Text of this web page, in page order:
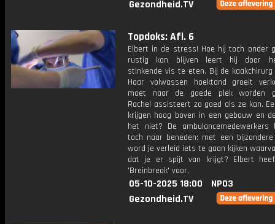
Gezondheid.TV
Topdoks: Afl. 6
Elbert in de stress! Hoe hij toch onder
rustig kan blijven leert hij door
stinkende vis te eten. Bij de
Haar volwassen hoektand groeit
moet naar de goede plek worden
Rachel assisteert zo goed als ze kan.
krijgen hoog boven in een gebouw en
het niet? De ambulancemedewerkers
toch naar beneden: met een
word je verleid iets te gaan kijken
dat je er spijt van krijgt? Elbert
'Breinbreak' voor.
05-10-2025 18:00
NPO3
Gezondheid.TV